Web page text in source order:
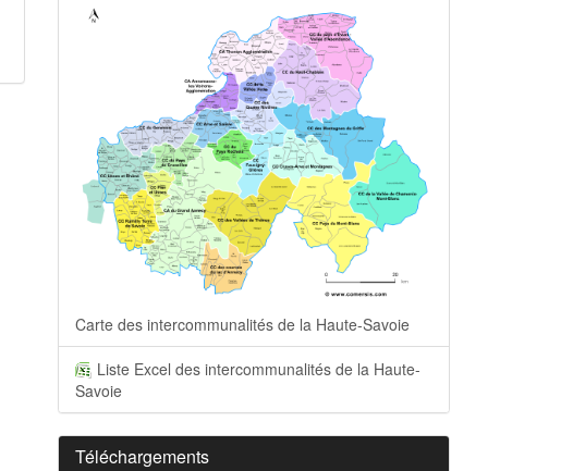
Carte des intercommunalités de la Haute-Savoie
Liste Excel des intercommunalités de la Haute-
Savoie
Téléchargements